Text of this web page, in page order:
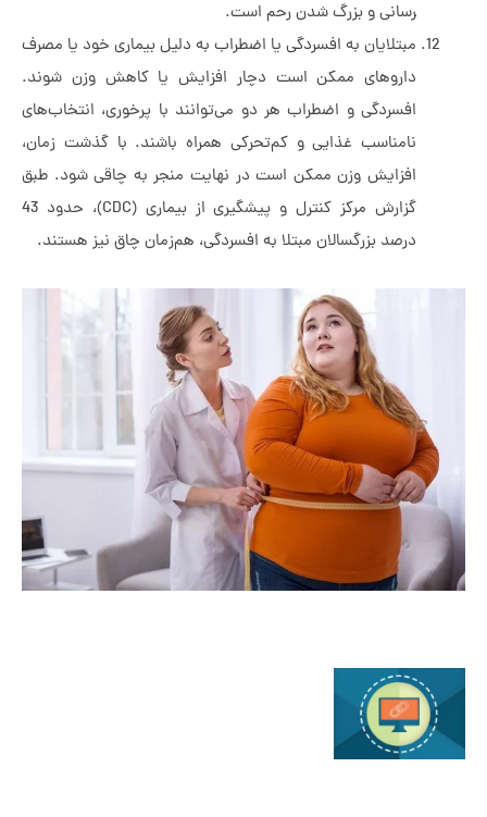
رسانی و بزرگ شدن رحم است.
مبتلایان به افسردگی یا اضطراب به دلیل بیماری خود یا مصرف
داروهای ممکن است دچار افزایش یا کاهش وزن شوند.
افسردگی و اضطراب هر دو می‌توانند با پرخوری، انتخاب‌های
نامناسب غذایی و کم‌تحرکی همراه باشند. با گذشت زمان،
افزایش وزن ممکن است در نهایت منجر به چاقی شود. طبق
گزارش مرکز کنترل و پیشگیری از بیماری (CDC)، حدود 43
درصد بزرگسالان مبتلا به افسردگی، هم‌زمان چاق نیز هستند.